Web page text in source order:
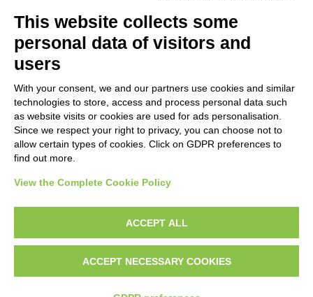
Work of art Entry
Kirchner, Ernst Ludwig, Brücke
diritto d’autore, legge 22 aprile 1941 n. 633. I diritti degli autori, degli artisti e
dei fotografi che hanno realizzato le opere e le immagini, degli enti e delle
istituzioni che ne sono proprietari, sono riservati. Si vieta quindi la
riproduzione con qualsiasi mezzo effettuata, anche per uso gratuito o
This website collects some
personal data of visitors and
users
With your consent, we and our partners use cookies and similar
technologies to store, access and process personal data such
as website visits or cookies are used for ads personalisation.
Since we respect your right to privacy, you can choose not to
allow certain types of cookies. Click on GDPR preferences to
find out more.
View the Complete Cookie Policy
ACCEPT ALL
ACCEPT NECESSARY COOKIES